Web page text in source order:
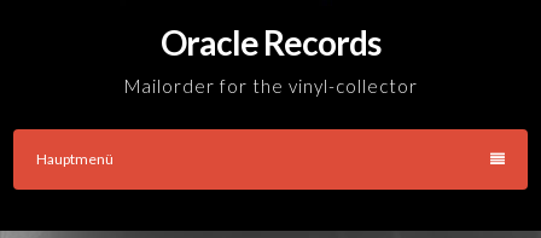
Oracle Records
Mailorder for the vinyl-collector
Hauptmenü